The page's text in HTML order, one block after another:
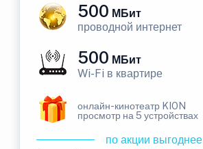
500 МБит
проводной интернет
500 МБит
Wi-Fi в квартире
онлайн-кинотеатр KION
просмотр на 5 устройствах
по акции выгоднее